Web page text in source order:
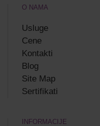
O NAMA
Usluge
Cene
Kontakti
Blog
Site Map
Sertifikati
INFORMACIJE